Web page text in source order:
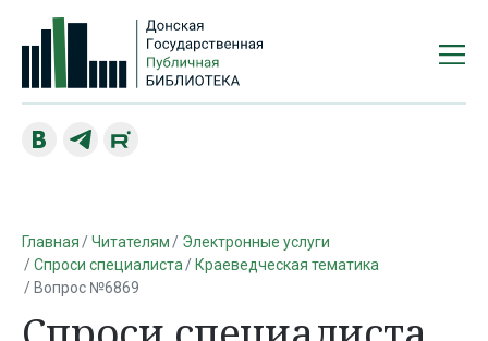
Главная Читателям
Электронные услуги
Спроси специалиста
Краеведческая тематика
Вопрос №6869